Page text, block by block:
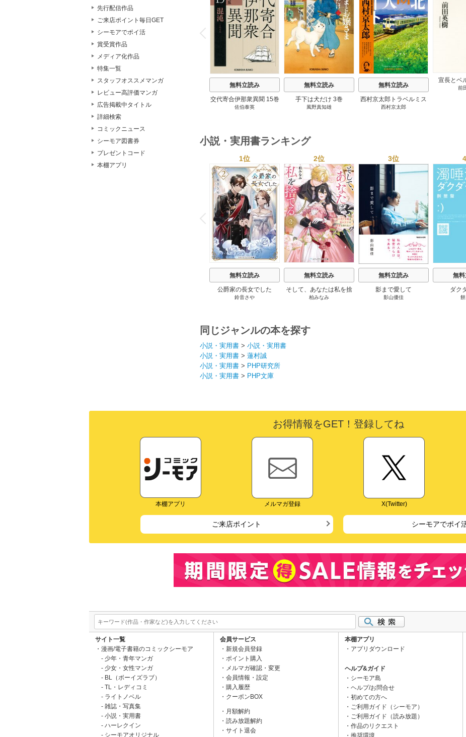
先行配信作品
ご来店ポイント毎日GET
シーモアでポイ活
賞受賞作品
メディア化作品
特集一覧
スタッフオススメマンガ
レビュー高評価マンガ
広告掲載中タイトル
詳細検索
コミックニュース
シーモア図書券
プレゼントコード
本棚アプリ
P
r
e
i
o
u
s
無料立読み
交代寄合伊那衆異聞 15巻
佐伯泰英
無料立読み
手下は犬だけ 3巻
風野真知雄
無料立読み
西村京太郎トラベルミス
テリー・セレクション 2
西村京太郎
宣長とベ
前
小説・実用書ランキング
P
r
e
v
i
o
u
s
1位
無料立読み
公爵家の長女でした
鈴音さや
2位
無料立読み
そして、あなたは私を捨
てる
柏みなみ
3位
無料立読み
影まで愛して
影山優佳
無
ダク
同じジャンルの本を探す
小説・実用書 > 小説・実用書
小説・実用書 > 蓮村誠
小説・実用書 > PHP研究所
小説・実用書 > PHP文庫
お得情報をGET！登録してね
本棚アプリ メルマガ登録 X(Twitter)
ご来店ポイント シーモアでポイ
サイト一覧
漫画/電子書籍のコミックシーモア
少年・青年マンガ
少女・女性マンガ
BL（ボーイズラブ）
TL・レディコミ
ライトノベル
雑誌・写真集
小説・実用書
ハーレクイン
シーモアオリジナル
会員サービス
新規会員登録
ポイント購入
メルマガ確認・変更
会員情報・設定
購入履歴
クーポンBOX
月額解約
読み放題解約
サイト退会
本棚アプリ
アプリダウンロード
ヘルプ&ガイド
シーモア島
ヘルプ/お問合せ
初めての方へ
ご利用ガイド（シーモア）
ご利用ガイド（読み放題）
作品のリクエスト
推奨環境